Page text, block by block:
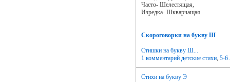
Часто- Шелестящая,
Изредка- Шкварчащая.
Скороговорки на букву Ш
Стишки на букву Ш...
1 комментарий детские стихи, 5-6
Стихи на букву Э